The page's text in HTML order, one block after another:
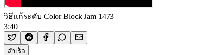
วิธีแก้ระดับ Color Block Jam 1473
3:40
สำเร็จ